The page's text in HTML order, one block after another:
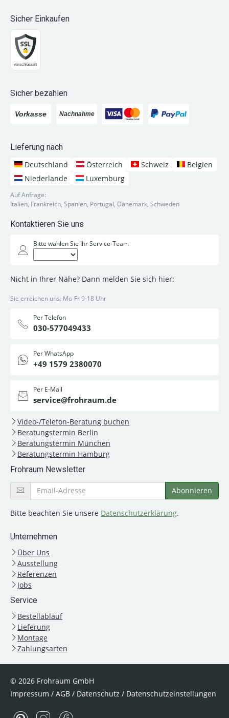
Sicher Einkaufen
Sicher bezahlen
Lieferung nach
Deutschland
Österreich Schweiz
Belgien
Niederlande
Luxemburg
Auf Anfrage:
Italien, Frankreich, Spanien, Portugal, Dänemark, Schweden
Kontaktieren Sie uns
Bitte wählen Sie Ihr Service-Team
Nicht in Ihrer Nähe? Dann melden Sie sich hier:
Sie erreichen uns: Mo-Fr 9-18 Uhr
Per Telefon
030-577049433
Per WhatsApp
+49 1579 2380070
Per E-Mail
service@frohraum.de
Video-/Telefon-Beratung buchen
Beratungstermin Berlin
Beratungstermin München
Beratungstermin Hamburg
Frohraum Newsletter
Bitte beachten Sie unsere Datenschutzerklärung.
Unternehmen
Über Uns
Ausstellung
Referenzen
Jobs
Service
Bestellablauf
Lieferung
Montage
Zahlungsarten
© 2026 Frohraum GmbH
Impressum / AGB / Datenschutz / Datenschutzeinstellungen